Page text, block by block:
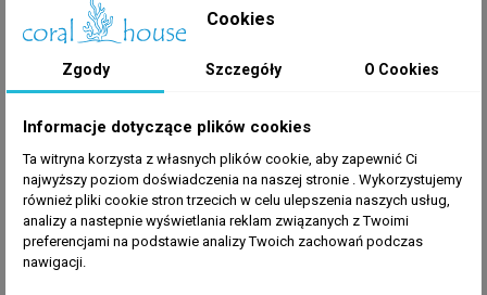
boku swoimi czułkami. Taka para stanowi
niesamowitą atrakcję w każdym zbiorniku rafowym,
towarzystwa krewetki.
Wymagania zbiornika i piaszczyste
dno
Ze względu na tryb życia związany z kopaniem nor,
niezbędnym elementem wyposażenia akwarium dla
Cryptocentrus cinctus jest warstwa piasku o grubości
Cookies
Zgody Szczegóły O Cookies
Informacje dotyczące plików cookies
Ta witryna korzysta z własnych plików cookie, aby zapewnić Ci
najwyższy poziom doświadczenia na naszej stronie . Wykorzystujemy
również pliki cookie stron trzecich w celu ulepszenia naszych usług,
analizy a nastepnie wyświetlania reklam związanych z Twoimi
preferencjami na podstawie analizy Twoich zachowań podczas
nawigacji.